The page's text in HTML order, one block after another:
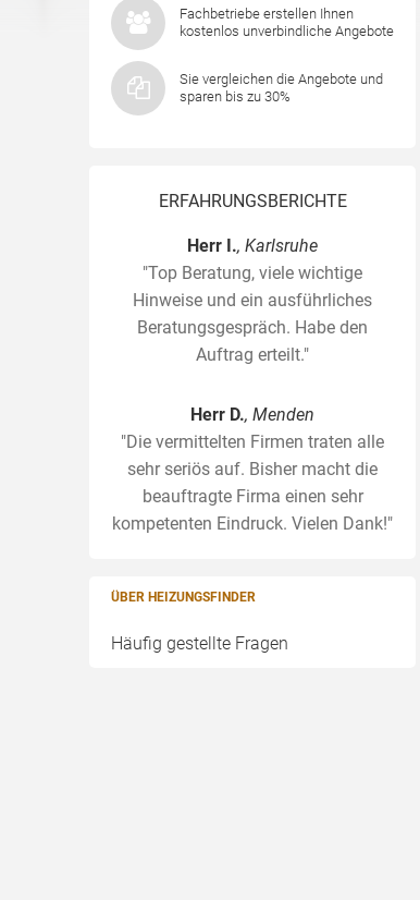
Fachbetriebe erstellen Ihnen
kostenlos unverbindliche Angebote
Sie vergleichen die Angebote und
sparen bis zu 30%
ERFAHRUNGSBERICHTE
Herr I., Karlsruhe
"Top Beratung, viele wichtige
Hinweise und ein ausführliches
Beratungsgespräch. Habe den
Auftrag erteilt."
Herr D., Menden
"Die vermittelten Firmen traten alle
sehr seriös auf. Bisher macht die
beauftragte Firma einen sehr
kompetenten Eindruck. Vielen Dank!"
ÜBER HEIZUNGSFINDER
Häufig gestellte Fragen